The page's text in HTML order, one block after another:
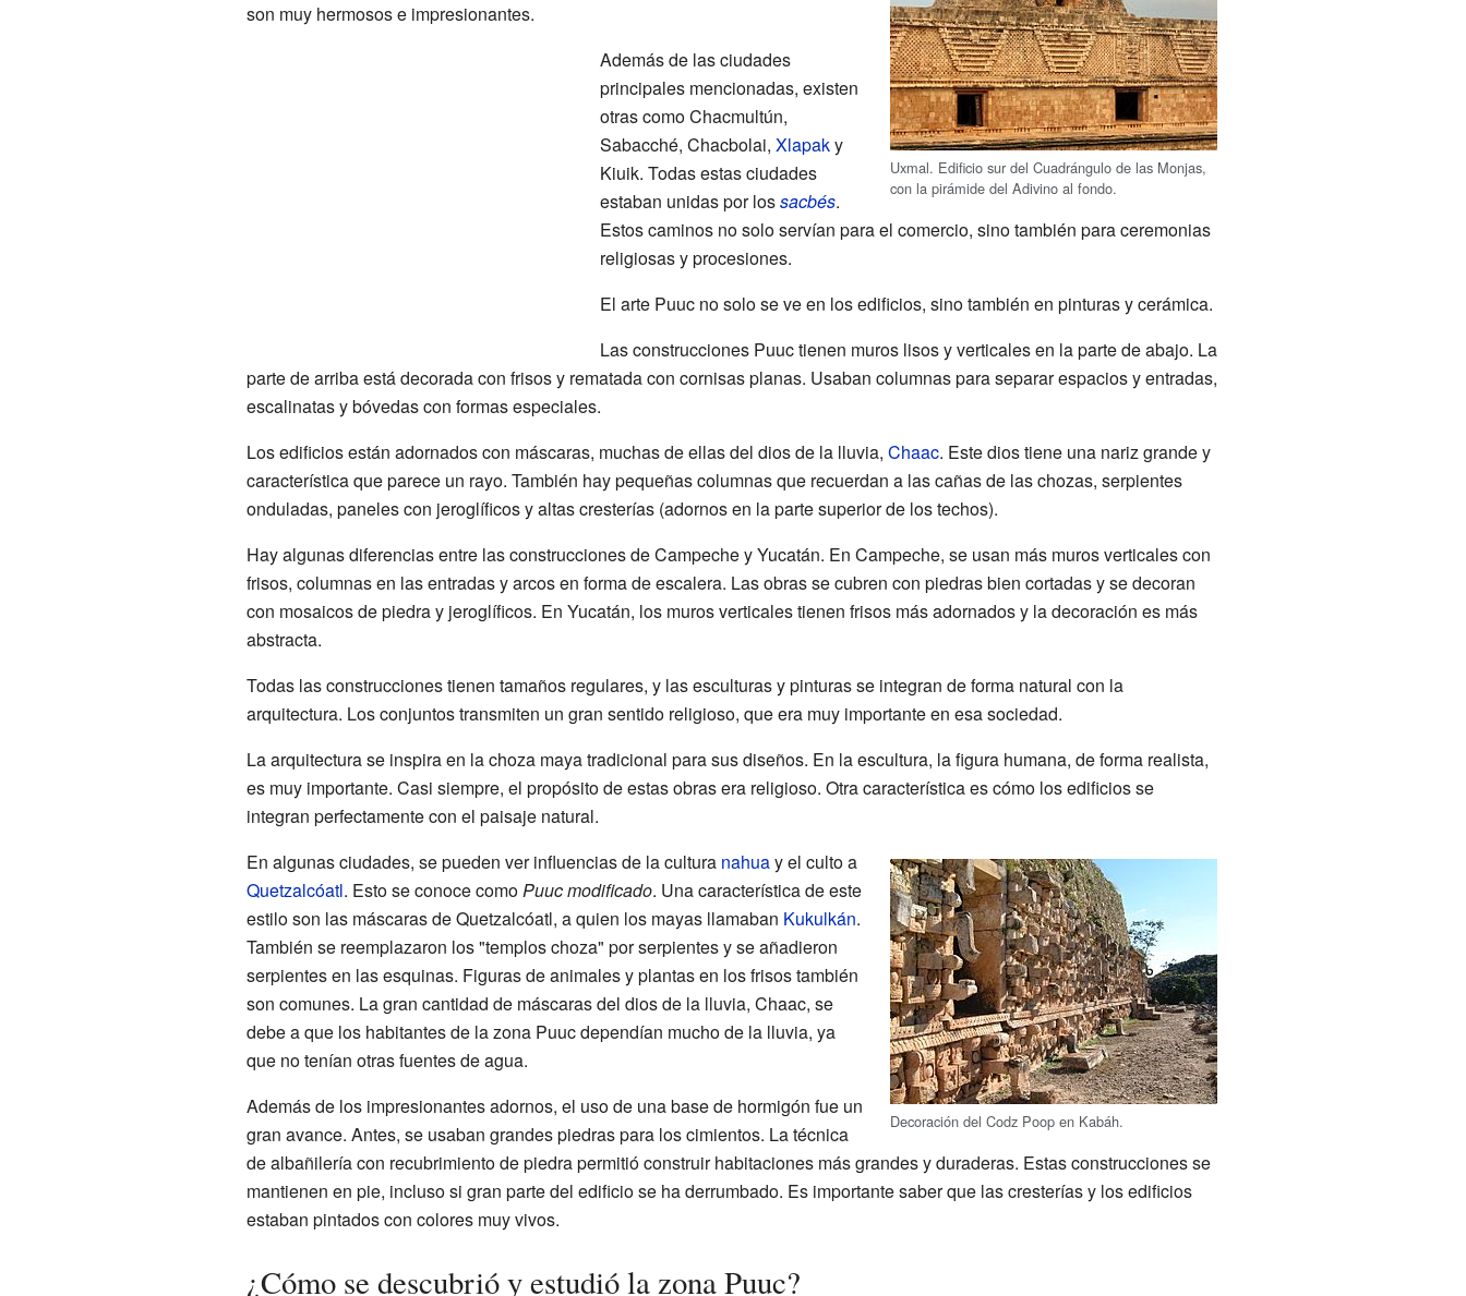
Uxmal. Edificio sur del Cuadrángulo de las Monjas,
con la pirámide del Adivino al fondo.
son muy hermosos e impresionantes.
Además de las ciudades
principales mencionadas, existen
otras como Chacmultún,
Sabacché, Chacbolai, Xlapaky
Kiuik. Todas estas ciudades
estaban unidas por lossacbés.
Estos caminos no solo servían para el comercio, sino también para ceremonias
religiosas y procesiones.
El arte Puuc no solo se ve en los edificios, sino también en pinturas y cerámica.
Las construcciones Puuc tienen muros lisos y verticales en la parte de abajo. La
parte de arriba está decorada con frisos y rematada con cornisas planas. Usaban columnas para separar espacios y entradas,
escalinatas y bóvedas con formas especiales.
Los edificios están adornados con máscaras, muchas de ellas del dios de la lluvia, Chaac. Este dios tiene una nariz grande y
característica que parece un rayo. También hay pequeñas columnas que recuerdan a las cañas de las chozas, serpientes
onduladas, paneles con jeroglíficos y altas cresterías (adornos en la parte superior de los techos).
Hay algunas diferencias entre las construcciones de Campeche y Yucatán. En Campeche, se usan más muros verticales con
frisos, columnas en las entradas y arcos en forma de escalera. Las obras se cubren con piedras bien cortadas y se decoran
con mosaicos de piedra y jeroglíficos. En Yucatán, los muros verticales tienen frisos más adornados y la decoración es más
abstracta.
Todas las construcciones tienen tamaños regulares, y las esculturas y pinturas se integran de forma natural con la
arquitectura. Los conjuntos transmiten un gran sentido religioso, que era muy importante en esa sociedad.
La arquitectura se inspira en la choza maya tradicional para sus diseños. En la escultura, la figura humana, de forma realista,
es muy importante. Casi siempre, el propósito de estas obras era religioso. Otra característica es cómo los edificios se
integran perfectamente con el paisaje natural.
Decoración del Codz Poop en Kabáh.
En algunas ciudades, se pueden ver influencias de la cultura nahuay el culto a
Quetzalcóatl. Esto se conoce comoPuuc modificado. Una característica de este
estilo son las máscaras de Quetzalcóatl, a quien los mayas llamaban Kukulkán.
También se reemplazaron los "templos choza" por serpientes y se añadieron
serpientes en las esquinas. Figuras de animales y plantas en los frisos también
son comunes. La gran cantidad de máscaras del dios de la lluvia, Chaac, se
debe a que los habitantes de la zona Puuc dependían mucho de la lluvia, ya
que no tenían otras fuentes de agua.
Además de los impresionantes adornos, el uso de una base de hormigón fue un
gran avance. Antes, se usaban grandes piedras para los cimientos. La técnica
de albañilería con recubrimiento de piedra permitió construir habitaciones más grandes y duraderas. Estas construcciones se
mantienen en pie, incluso si gran parte del edificio se ha derrumbado. Es importante saber que las cresterías y los edificios
estaban pintados con colores muy vivos.
¿Cómo se descubrió y estudió la zona Puuc?